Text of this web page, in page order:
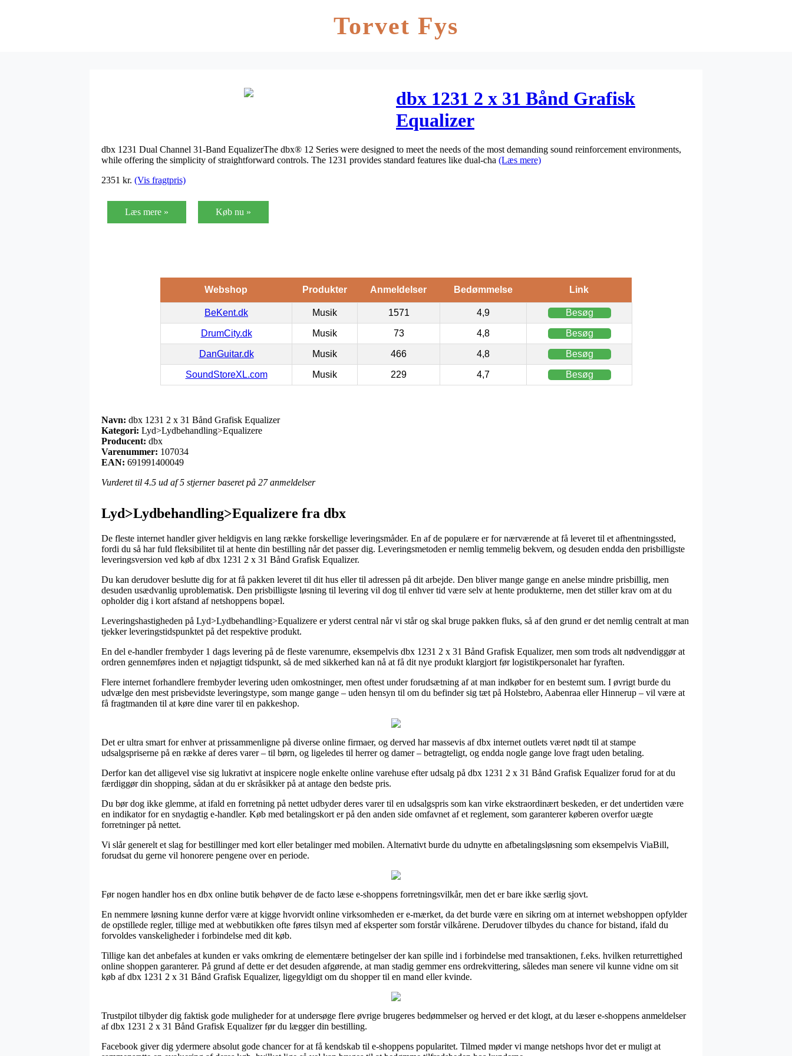
Torvet Fys
dbx 1231 2 x 31 Bånd Grafisk
Equalizer
dbx 1231 Dual Channel 31-Band EqualizerThe dbx® 12 Series were designed to meet the needs of the most demanding sound reinforcement environments,
while offering the simplicity of straightforward controls. The 1231 provides standard features like dual-cha (Læs mere)
2351 kr. (Vis fragtpris)
Læs mere » Køb nu »
Webshop Produkter Anmeldelser Bedømmelse Link
BeKent.dk Musik 1571 4,9 Besøg
DrumCity.dk Musik 73 4,8 Besøg
DanGuitar.dk Musik 466 4,8 Besøg
SoundStoreXL.com Musik 229 4,7 Besøg
Navn: dbx 1231 2 x 31 Bånd Grafisk Equalizer
Kategori: Lyd>Lydbehandling>Equalizere
Producent: dbx
Varenummer: 107034
EAN: 691991400049
Vurderet til 4.5 ud af 5 stjerner baseret på 27anmeldelser
Lyd>Lydbehandling>Equalizere fra dbx
De fleste internet handler giver heldigvis en lang række forskellige leveringsmåder. En af de populære er for nærværende at få leveret til et afhentningssted,
fordi du så har fuld fleksibilitet til at hente din bestilling når det passer dig. Leveringsmetoden er nemlig temmelig bekvem, og desuden endda den prisbilligste
leveringsversion ved køb af dbx 1231 2 x 31 Bånd Grafisk Equalizer.
Du kan derudover beslutte dig for at få pakken leveret til dit hus eller til adressen på dit arbejde. Den bliver mange gange en anelse mindre prisbillig, men
desuden usædvanlig uproblematisk. Den prisbilligste løsning til levering vil dog til enhver tid være selv at hente produkterne, men det stiller krav om at du
opholder dig i kort afstand af netshoppens bopæl.
Leveringshastigheden på Lyd>Lydbehandling>Equalizere er yderst central når vi står og skal bruge pakken fluks, så af den grund er det nemlig centralt at man
tjekker leveringstidspunktet på det respektive produkt.
En del e-handler frembyder 1 dags levering på de fleste varenumre, eksempelvis dbx 1231 2 x 31 Bånd Grafisk Equalizer, men som trods alt nødvendiggør at
ordren gennemføres inden et nøjagtigt tidspunkt, så de med sikkerhed kan nå at få dit nye produkt klargjort før logistikpersonalet har fyraften.
Flere internet forhandlere frembyder levering uden omkostninger, men oftest under forudsætning af at man indkøber for en bestemt sum. I øvrigt burde du
udvælge den mest prisbevidste leveringstype, som mange gange – uden hensyn til om du befinder sig tæt på Holstebro, Aabenraa eller Hinnerup – vil være at
få fragtmanden til at køre dine varer til en pakkeshop.
Det er ultra smart for enhver at prissammenligne på diverse online firmaer, og derved har massevis af dbx internet outlets været nødt til at stampe
udsalgspriserne på en række af deres varer – til børn, og ligeledes til herrer og damer – betragteligt, og endda nogle gange love fragt uden betaling.
Derfor kan det alligevel vise sig lukrativt at inspicere nogle enkelte online varehuse efter udsalg på dbx 1231 2 x 31 Bånd Grafisk Equalizer forud for at du
færdiggør din shopping, sådan at du er skråsikker på at antage den bedste pris.
Du bør dog ikke glemme, at ifald en forretning på nettet udbyder deres varer til en udsalgspris som kan virke ekstraordinært beskeden, er det undertiden være
en indikator for en snydagtig e-handler. Køb med betalingskort er på den anden side omfavnet af et reglement, som garanterer køberen overfor uægte
forretninger på nettet.
Vi slår generelt et slag for bestillinger med kort eller betalinger med mobilen. Alternativt burde du udnytte en afbetalingsløsning som eksempelvis ViaBill,
forudsat du gerne vil honorere pengene over en periode.
Før nogen handler hos en dbx online butik behøver de de facto læse e-shoppens forretningsvilkår, men det er bare ikke særlig sjovt.
En nemmere løsning kunne derfor være at kigge hvorvidt online virksomheden er e-mærket, da det burde være en sikring om at internet webshoppen opfylder
de opstillede regler, tillige med at webbutikken ofte føres tilsyn med af eksperter som forstår vilkårene. Derudover tilbydes du chance for bistand, ifald du
forvoldes vanskeligheder i forbindelse med dit køb.
Tillige kan det anbefales at kunden er vaks omkring de elementære betingelser der kan spille ind i forbindelse med transaktionen, f.eks. hvilken returrettighed
online shoppen garanterer. På grund af dette er det desuden afgørende, at man stadig gemmer ens ordrekvittering, således man senere vil kunne vidne om sit
køb af dbx 1231 2 x 31 Bånd Grafisk Equalizer, ligegyldigt om du shopper til en mand eller kvinde.
Trustpilot tilbyder dig faktisk gode muligheder for at undersøge flere øvrige brugeres bedømmelser og herved er det klogt, at du læser e-shoppens anmeldelser
af dbx 1231 2 x 31 Bånd Grafisk Equalizer før du lægger din bestilling.
Facebook giver dig ydermere absolut gode chancer for at få kendskab til e-shoppens popularitet. Tilmed møder vi mange netshops hvor det er muligt at